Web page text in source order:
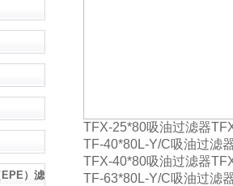
）滤
TFX-25*80吸油过滤器
TF-40*80L-Y/C吸油过滤
TFX-40*80吸油过滤器
TF-63*80L-Y/C吸油过滤